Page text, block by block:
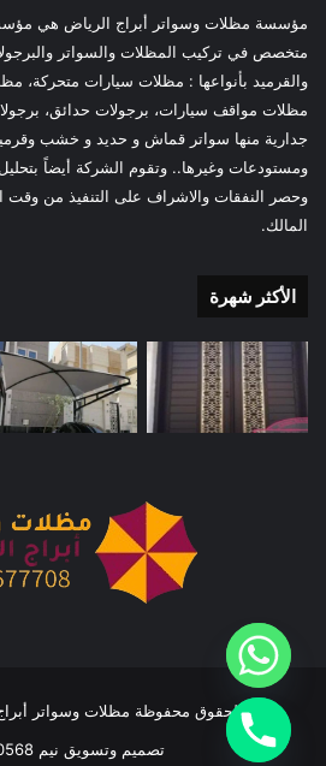
مؤسسة مظلات وسواتر أبراج الرياض هي
متخصص في تركيب المظلات والسواتر
والقرميد بأنواعها : مظلات سيارات متحركة،
مظلات مواقف سيارات، برجولات حدائق،
جدارية منها سواتر قماش و حديد و خشب وقرميد
ومستودعات وغيرها.. وتقوم الشركة أيضاً
وحصر النفقات والاشراف على التنفيذ من وقت
المالك.
الأكثر شهرة
جميع الحقوق محفوظة مظلات وسواتر أبراج
تصميم وتسويق نيم 774340568